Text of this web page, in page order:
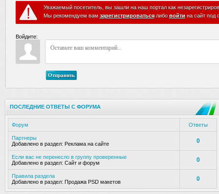
Уважаемый посетитель, вы зашли на наш портал как
Мы рекомендуем вам зарегистрироватьсялибо войти на сайт под
Войдите:
Отправить
ПОСЛЕДНИЕ ОТВЕТЫ С ФОРУМА
Форум Ответы
Партнеры
Добавлено в раздел: Реклама на сайте 0
Если вас не перенесло в группу проверенные
Добавлено в раздел: Сайт и форум 0
Правила раздела
Добавлено в раздел: Продажа PSD макетов 0